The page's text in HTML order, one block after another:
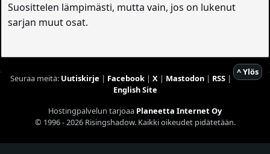
Suosittelen lämpimästi, mutta vain, jos on lukenut
sarjan muut osat.
^ Ylös
Seuraa meitä: Uutiskirje | Facebook| X| Mastodon| RSS|
English Site
Hostingpalvelun tarjoaa Planeetta Internet Oy
© 1996 - 2026 Risingshadow. Kaikki oikeudet pidätetään.